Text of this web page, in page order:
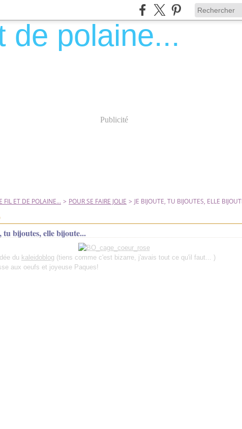
Publicité
FIL ET DE POLAINE... > POUR SE FAIRE JOLIE > JE BIJOUTE, TU BIJOUTES, ELLE
tu bijoutes, elle bijoute...
du kaleidoblog (tiens comme c'est bizarre, j'avais tout ce qu'il faut... )
aux oeufs et joyeuse Paques!